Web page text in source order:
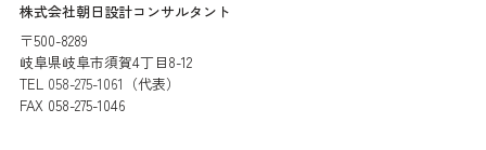
株式会社朝日設計コンサルタント
〒500-8289
岐阜県岐阜市須賀4丁目8-12
TEL 058-275-1061 （代表）
FAX 058-275-1046